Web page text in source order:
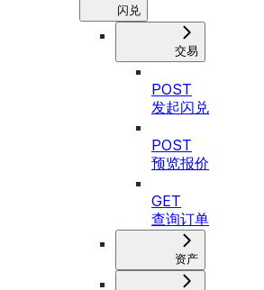
闪兑
交易
POST
发起闪兑
POST
预览报价
GET
查询订单
资产